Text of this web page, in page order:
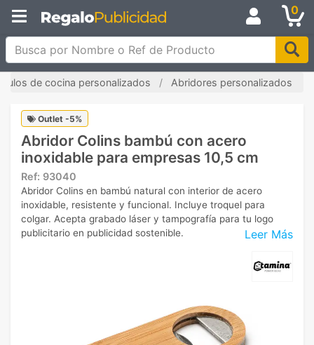
0
Busca por Nombre o Ref de Producto
de cocina personalizados Abridores personalizados
Outlet -5%
Abridor Colins bambú con acero
inoxidable para empresas 10,5 cm
Ref: 93040
Leer Más
Abridor Colins en bambú natural con interior de acero
inoxidable, resistente y funcional. Incluye troquel para
colgar. Acepta grabado láser y tampografía para tu logo
publicitario en publicidad sostenible.